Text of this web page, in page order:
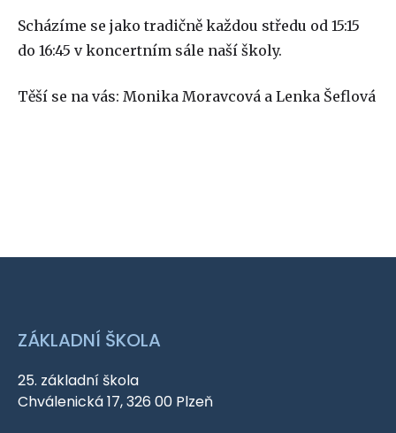
Scházíme se jako tradičně každou středu od 15:15
do 16:45 v koncertním sále naší školy.
Těší se na vás: Monika Moravcová a Lenka Šeflová
ZÁKLADNÍ ŠKOLA
25. základní škola
Chválenická 17, 326 00 Plzeň